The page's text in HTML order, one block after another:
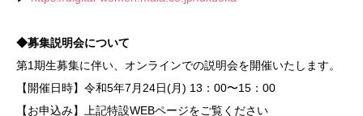
◆募集説明会について
第1期生募集に伴い、オンラインでの説明会を開催いたします。
【開催日時】令和5年7月24日(月) 13：00〜15：00
【お申込み】上記特設WEBページをご覧ください